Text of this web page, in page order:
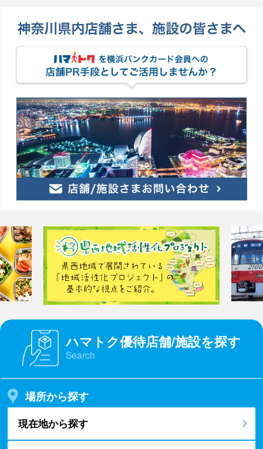
ハマトク優待店舗/施設を探す
Search
場所から探す
現在地から探す